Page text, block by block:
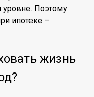
уровне. Поэтому
ипотеке –
жизнь